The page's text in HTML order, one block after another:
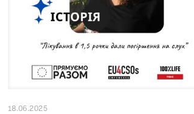
18.06.2025